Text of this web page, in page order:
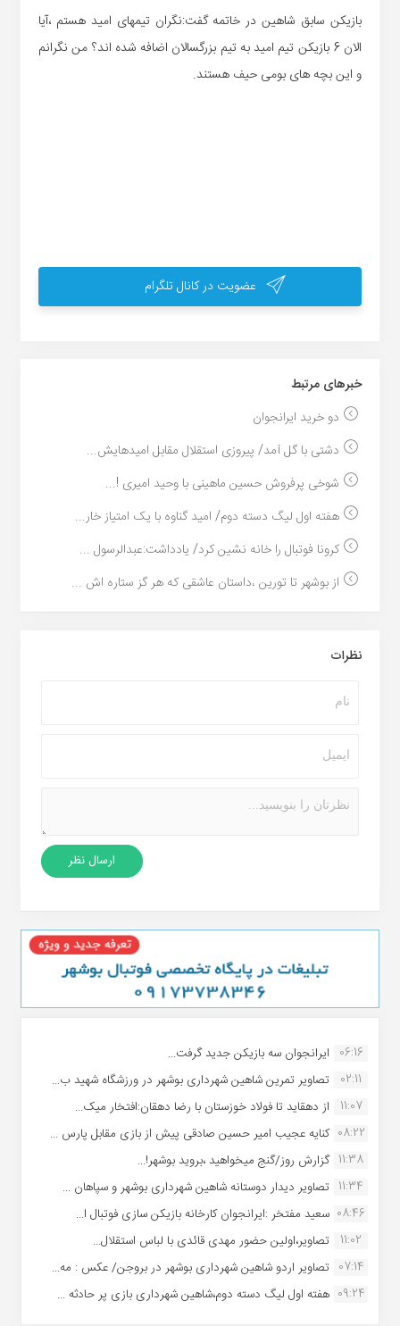
بازیکن سابق شاهین در خاتمه گفت:نگران تیمهای امید هستم ،آیا
الان 6 بازیکن تیم امید به تیم بزرگسالان اضافه شده اند؟ من نگرانم
و این بچه های بومی حیف هستند.
عضویت در کانال تلگرام
خبر‌های مرتبط
دو خرید ایرانجوان
دشتی با گل آمد/ پیروزی استقلال مقابل امیدهایش...
شوخی پرفروش حسین ماهینی با وحید امیری !...
هفته اول لیگ دسته دوم/ امید گناوه با یک امتیاز خار...
کرونا فوتبال را خانه ‎نشین کرد/ یادداشت:عبدالرسول ...
از بوشهر تا تورین ،داستان عاشقی که هر گز ستاره اش ...
نظرات
06:16 ایرانجوان سه بازیکن جدید گرفت...
02:11
تصاویر تمرین شاهین شهردارى بوشهر در ورزشگاه شهید ب...
11:07
از دهقاید تا فولاد خوزستان با رضا دهقان:افتخار میک...
08:22 کنایه عجیب امیر حسین صادقی پیش از بازی مقابل پارس ...
11:38 گزارش روز/گنج میخواهید ،بروید بوشهر!...
11:34 تصاویر دیدار دوستانه شاهین شهردارى بوشهر و سپاهان ...
08:46 سعید مفتخر :ایرانجوان کارخانه بازیکن سازی فوتبال ا...
11:02
تصاویر،اولین حضور مهدی قائدی با لباس استقلال...
07:14 تصاویر اردو شاهین شهرداری بوشهر در بروجن/ عکس : مه...
09:24 هفته اول لیگ دسته دوم،شاهین شهرداری بازی پر حادثه ...